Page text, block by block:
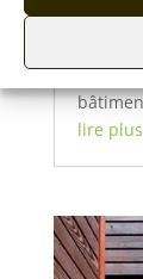
selon
des
lire plus